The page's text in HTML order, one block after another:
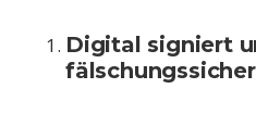
Digital signiert
fälschungssicher